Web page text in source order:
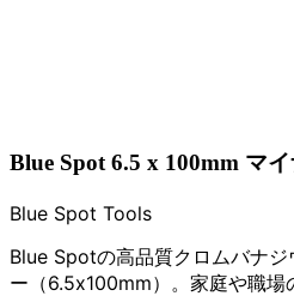
Blue Spot 6.5 x 100mm マ
Blue Spot Tools
Blue Spotの高品質クロムバナ
ー（6.5x100mm）。家庭や職場